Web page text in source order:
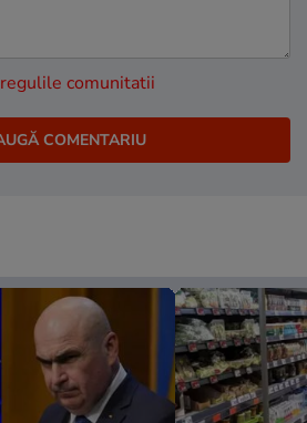
regulile comunitatii